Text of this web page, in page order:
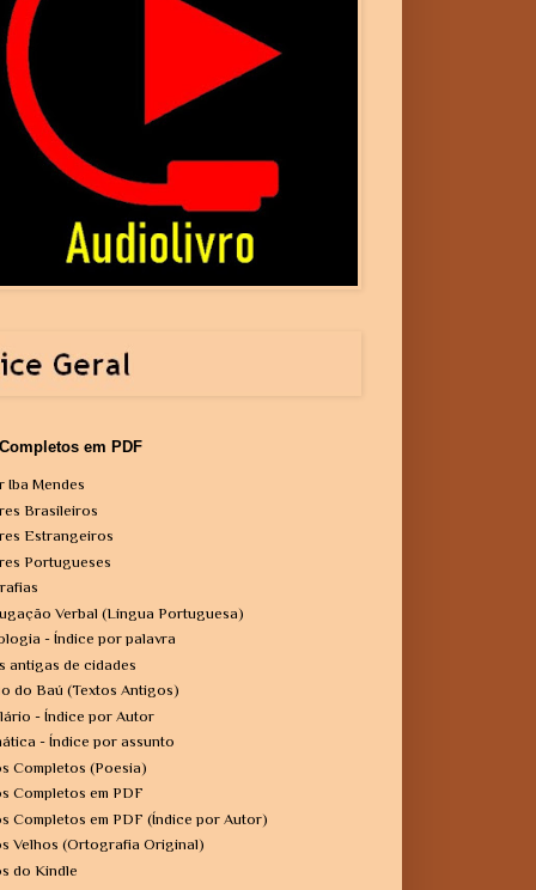
em PDF
Iba Mendes
Brasileiros
Estrangeiros
Portugueses
Verbal (Língua Portuguesa)
- Índice por palavra
antigas de cidades
do Baú (Textos Antigos)
- Índice por Autor
- Índice por assunto
Completos (Poesia)
Completos em PDF
Completos em PDF (Índice por Autor)
Velhos (Ortografia Original)
do Kindle